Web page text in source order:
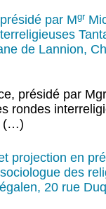
par Mgr
de Lannion,
présidé par
rondes
(…)
projection en
des
20 rue